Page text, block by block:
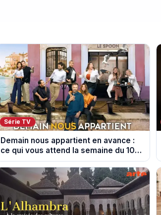
Série TV
Demain nous appartient en avance :
ce qui vous attend la semaine du 10
au 14 août 2026 (spoiler)